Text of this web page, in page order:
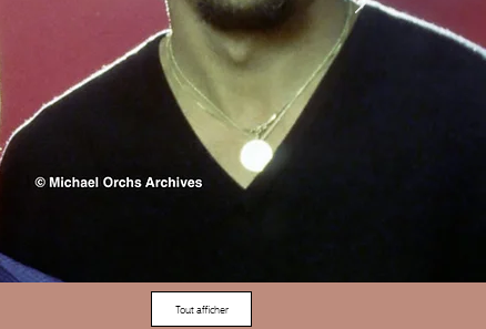
Tout afficher